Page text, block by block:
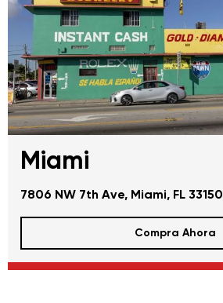
Miami
7806 NW 7th Ave, Miami, FL 33150
Compra Ahora